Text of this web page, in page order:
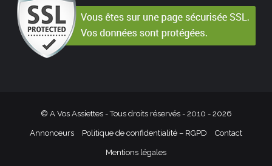
© A Vos Assiettes - Tous droits réservés - 2010 - 2026
Annonceurs Politique de confidentialité – RGPD Contact
Mentions légales